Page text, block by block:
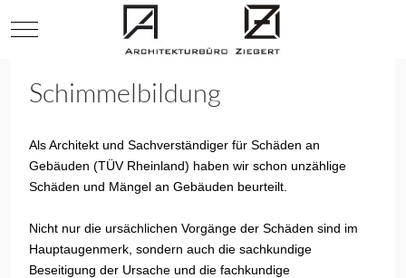
Mobile Menu Toggle
Schimmelbildung
Als Architekt und Sachverständiger für Schäden an
Gebäuden (TÜV Rheinland) haben wir schon unzählige
Schäden und Mängel an Gebäuden beurteilt.
Nicht nur die ursächlichen Vorgänge der Schäden sind im
Hauptaugenmerk, sondern auch die sachkundige
Beseitigung der Ursache und die fachkundige